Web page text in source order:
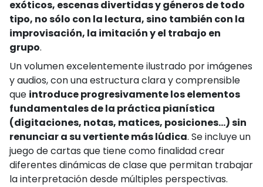
exóticos, escenas divertidas y géneros de todo
tipo, no sólo con la lectura, sino también con la
improvisación, la imitación y el trabajo en
grupo.
Un volumen excelentemente ilustrado por imágenes
y audios, con una estructura clara y comprensible
que introduce progresivamente los elementos
fundamentales de la práctica pianística
(digitaciones, notas, matices, posiciones…) sin
renunciar a su vertiente más lúdica. Se incluye un
juego de cartas que tiene como finalidad crear
diferentes dinámicas de clase que permitan trabajar
la interpretación desde múltiples perspectivas.